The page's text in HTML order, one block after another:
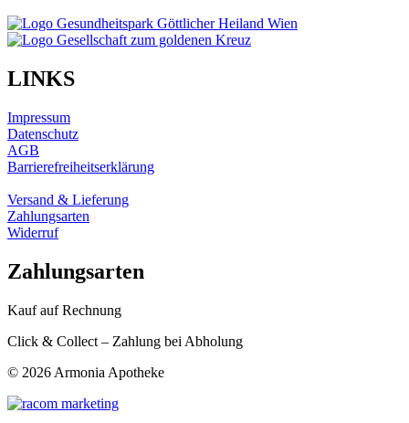
LINKS
Impressum
Datenschutz
AGB
Barrierefreiheitserklärung
Versand & Lieferung
Zahlungsarten
Widerruf
Zahlungsarten
Kauf auf Rechnung
Click & Collect – Zahlung bei Abholung
© 2026 Armonia Apotheke